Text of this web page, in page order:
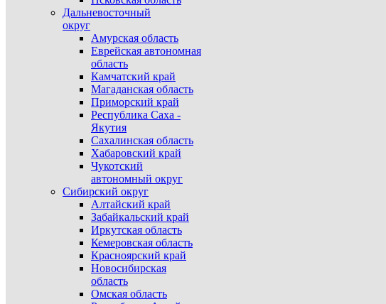
Дальневосточный
округ
Амурская область
Еврейская автономная
область
Камчатский край
Магаданская область
Приморский край
Республика Саха -
Якутия
Сахалинская область
Хабаровский край
Чукотский
автономный округ
Сибирский округ
Алтайский край
Забайкальский край
Иркутская область
Кемеровская область
Красноярский край
Новосибирская
область
Омская область